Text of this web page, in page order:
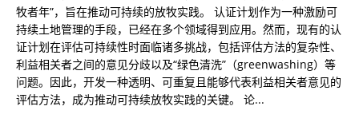
牧者年”，旨在推动可持续的放牧实践。 认证计划作为一种激励可
持续土地管理的手段，已经在多个领域得到应用。然而，现有的认
证计划在评估可持续性时面临诸多挑战，包括评估方法的复杂性、
利益相关者之间的意见分歧以及“绿色清洗”（greenwashing）等
问题。因此，开发一种透明、可重复且能够代表利益相关者意见的
评估方法，成为推动可持续放牧实践的关键。 论...